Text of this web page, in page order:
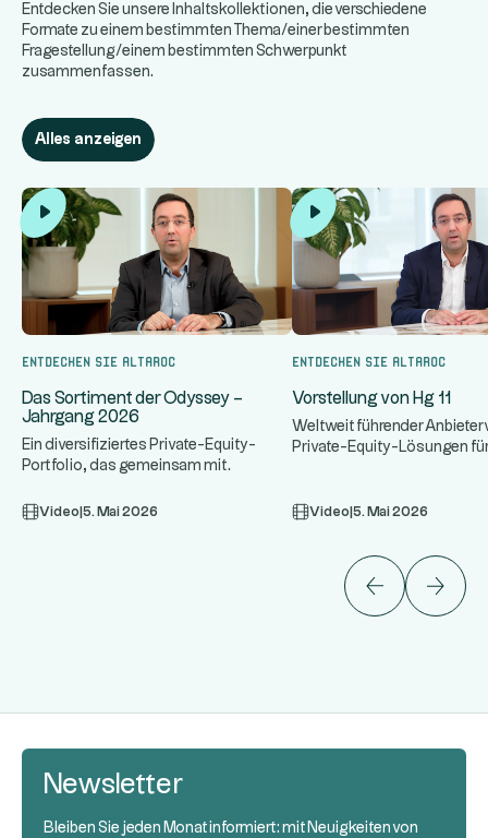
Entdecken Sie unsere Inhaltskollektionen, die verschiedene
Formate zu einem bestimmten Thema/einer bestimmten
Fragestellung/einem bestimmten Schwerpunkt
zusammenfassen.
Alles anzeigen
Entdecken Sie Altaroc
Das Sortiment der Odyssey –
Jahrgang 2026
Ein diversifiziertes Private-Equity-
Portfolio, das gemeinsam mit
w...Video 5. Mai 2026
Entdecken Sie Altaroc
Vorstellung von Hg 11
Weltweit führender Anbieter
Private-Equity-Lösungen
Video 5. Mai 2026
Newsletter
Bleiben Sie jeden Monat informiert: mit Neuigkeiten von